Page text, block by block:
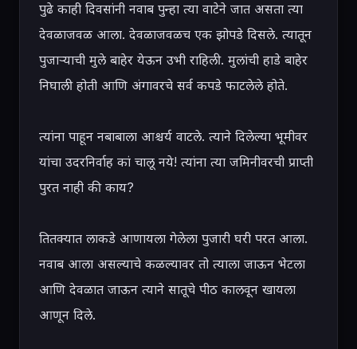
पुढे काही दिवसांनी नवाब पुन्हा त्या वाटेने जात असता त्या
देवळाजवळ आला. देवळाजवळच एक झोपडे दिसले. त्यातून
पुजाऱ्याची मुले बाहेर येऊन उभी राहिली. मुलांची हाडे बाहेर
निघाली होती आणि अंगावरचे सर्व कपडे फाटलेले होते.
त्यांना पाहून नबाबाला आश्चर्य वाटले. त्याने दिलेल्या भूमीवर
यांचा उदरनिर्वाह कां चालू नये! त्यांना त्या जमिनीवरची प्राप्ती
पुरत नाही की काय?
तितक्यात लाकडे आणायला गेलेला पुजारी घरी परत आला.
नवाब आला असल्याचे कळल्यावर तो त्याला जाऊन भेटला
आणि देवळात जाऊन त्याने सातूचे पीठ कालवून खायला
आणून दिले.